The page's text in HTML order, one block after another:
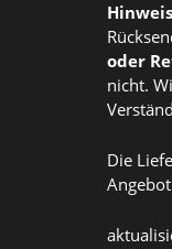
oder
nicht.
Die